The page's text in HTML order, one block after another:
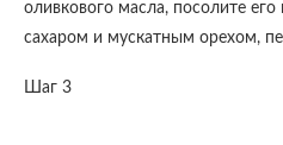
оливкового масла, посолите
сахаром и мускатным орехом,
Шаг 3